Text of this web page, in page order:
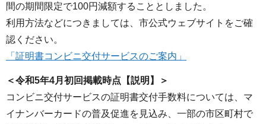
間の期間限定で100円減額することとしました。
利用方法などにつきましては、市公式ウェブサイトをご確
認ください。
「証明書コンビニ交付サービスのご案内」
＜令和5年4月初回掲載時点【説明】＞
コンビニ交付サービスの証明書交付手数料については、マ
イナンバーカードの普及促進を見込み、一部の市区町村で